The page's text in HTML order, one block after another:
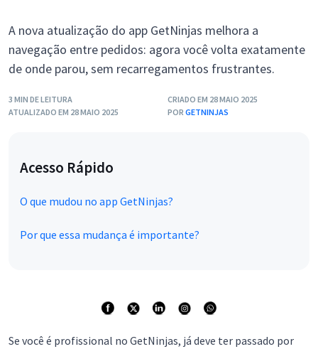
A nova atualização do app GetNinjas melhora a
navegação entre pedidos: agora você volta exatamente
de onde parou, sem recarregamentos frustrantes.
3 MIN DE LEITURA
CRIADO EM 28 MAIO 2025
ATUALIZADO EM 28 MAIO 2025
POR GETNINJAS
Acesso Rápido
O que mudou no app GetNinjas?
Por que essa mudança é importante?
Se você é profissional no GetNinjas, já deve ter passado por